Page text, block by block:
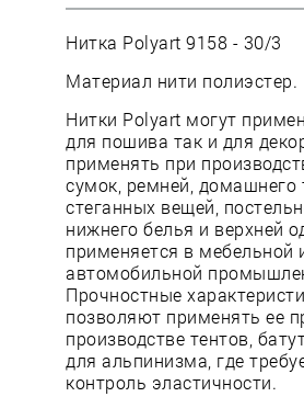
Нитка Polyart 9158 - 30/3
Материал нити полиэстер.
Нитки Polyart могут
для пошива так и для
применять при
сумок, ремней, домашнего
стеганных вещей,
нижнего белья и верхней
применяется в мебельной
автомобильной
Прочностные
позволяют применять ее
производстве тентов,
для альпинизма, где
контроль эластичности.